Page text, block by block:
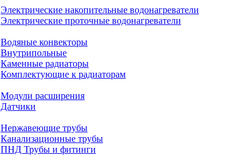
Электрические накопительные водонагреватели
Электрические проточные водонагреватели
Водяные конвекторы
Внутрипольные
Каменные радиаторы
Комплектующие к радиаторам
Модули расширения
Датчики
Нержавеющие трубы
Канализационные трубы
ПНД Трубы и фитинги